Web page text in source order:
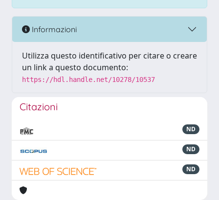
Informazioni
Utilizza questo identificativo per citare o creare
un link a questo documento:
https://hdl.handle.net/10278/10537
Citazioni
ND
ND
ND